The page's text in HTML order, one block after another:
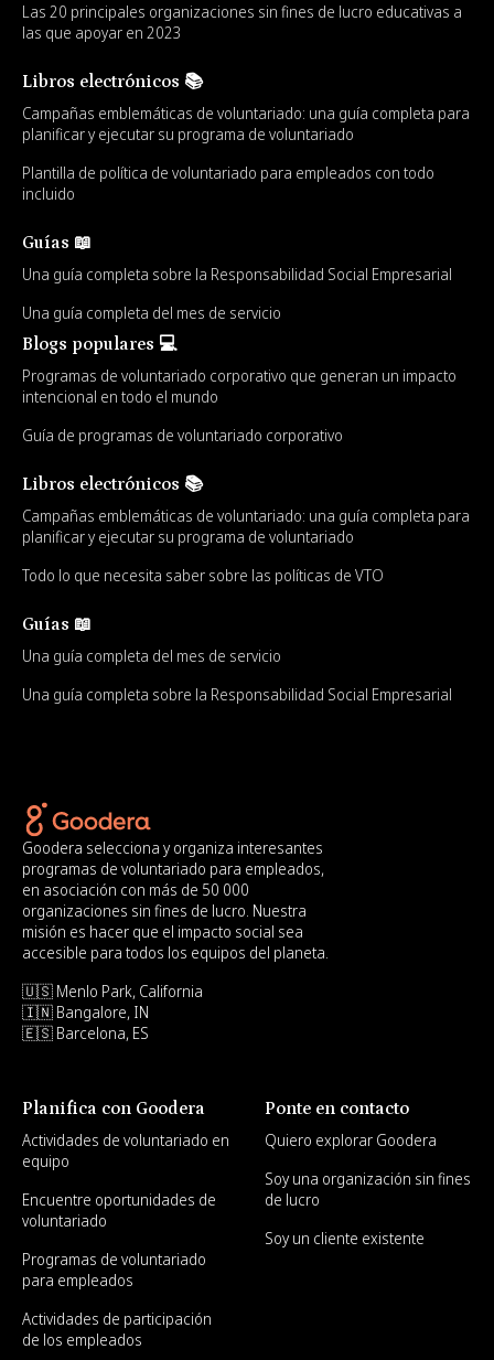
Las 20 principales organizaciones sin fines de lucro educativas a
las que apoyar en 2023
Libros electrónicos 📚
Campañas emblemáticas de voluntariado: una guía completa para
planificar y ejecutar su programa de voluntariado
Plantilla de política de voluntariado para empleados con todo
incluido
Guías 📖
Una guía completa sobre la Responsabilidad Social Empresarial
Una guía completa del mes de servicio
Blogs populares 💻
Programas de voluntariado corporativo que generan un impacto
intencional en todo el mundo
Guía de programas de voluntariado corporativo
Libros electrónicos 📚
Campañas emblemáticas de voluntariado: una guía completa para
planificar y ejecutar su programa de voluntariado
Todo lo que necesita saber sobre las políticas de VTO
Guías 📖
Una guía completa del mes de servicio
Una guía completa sobre la Responsabilidad Social Empresarial
Goodera selecciona y organiza interesantes
programas de voluntariado para empleados,
en asociación con más de 50 000
organizaciones sin fines de lucro. Nuestra
misión es hacer que el impacto social sea
accesible para todos los equipos del planeta.
🇺🇸 Menlo Park, California
🇮🇳 Bangalore, IN
🇪🇸 Barcelona, ES
Planifica con Goodera
Actividades de voluntariado en
equipo
Encuentre oportunidades de
voluntariado
Programas de voluntariado
para empleados
Actividades de participación
de los empleados
Ponte en contacto
Quiero explorar Goodera
Soy una organización sin fines
de lucro
Soy un cliente existente